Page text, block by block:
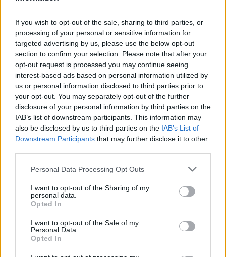
If you wish to opt-out of the sale, sharing to third parties, or
processing of your personal or sensitive information for
targeted advertising by us, please use the below opt-out
section to confirm your selection. Please note that after your
opt-out request is processed you may continue seeing
interest-based ads based on personal information utilized by
us or personal information disclosed to third parties prior to
your opt-out. You may separately opt-out of the further
disclosure of your personal information by third parties on the
IAB’s list of downstream participants. This information may
also be disclosed by us to third parties on the IAB’s List of
Downstream Participants that may further disclose it to other
Personal Data Processing Opt Outs
I want to opt-out of the Sharing of my
personal data.
Opted In
I want to opt-out of the Sale of my
Personal Data.
Opted In
κάμποσα live με βασικούς άξονες τον Βασίλη
Παπακωνσταντίνου, τους Πυξ Λαξ, τους VIC
και τους Rotting Christ.Τέσσερις γενιές
ροκάδων θα συναντηθούν και ευτυχώς που
έχει αποσυρθεί ο Παπαθανασίου, γιατί αν
πήγαιναν και οι άνω των 70 στην Μαλακάσα,
θα έπρεπε να τοποθετηθώ και δεν το θέλω,
γιατί όπως γνωρίζετε, είμαι πάντα υπέρ της
υγιούς επιχειρηματικότητας. Σημασία έχει το
γεγονός ότι η εμπροσθοφυλακή της ροκ στην
καλοκαιράκι παρθένο.
Κλείνω με μια κυκλοφορία που με
Louise Patricia Crane, με κάποιο τρόπο
μάζεψε τους